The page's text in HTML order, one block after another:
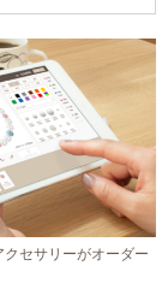
セサリーがオーダー